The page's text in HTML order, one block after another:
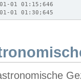
01 01:15;646
01 01:30;645